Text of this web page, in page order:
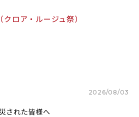
保護者の方へ
図書館
ロア・ルージュ祭）
2026/08/03
された皆様へ